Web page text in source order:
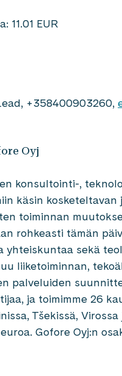
11.01 EUR
+358400903260,
Oyj
konsultointi-,
käsin
toiminnan
rohkeasti tämän
yhteiskuntaa sekä
liiketoiminnan,
palveluiden
ja toimimme 26
Tšekissä,
Gofore Oyj:n